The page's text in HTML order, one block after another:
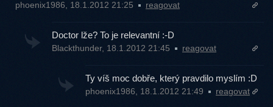
phoenix1986, 18.1.2012 21:25 reagovat
Doctor lže? To je relevantní :-D
Blackthunder, 18.1.2012 21:45 reagovat
Ty víš moc dobře, který pravdilo myslím :D
phoenix1986, 18.1.2012 21:49 reagovat